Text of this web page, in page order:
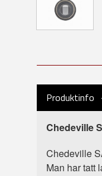
Produktinfo
Chedeville
Chedeville
Man har tatt